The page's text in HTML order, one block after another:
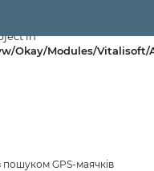
in
Okay/Modules/
GPS-маячків